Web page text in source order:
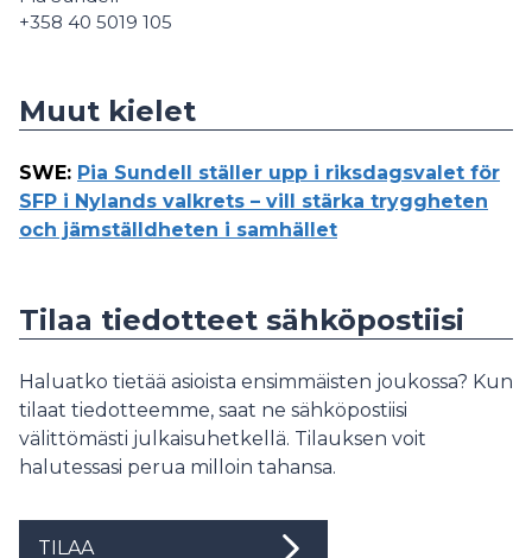
+358 40 5019 105
Muut kielet
SWE: Pia Sundell ställer upp i riksdagsvalet för
SFP i Nylands valkrets – vill stärka tryggheten
och jämställdheten i samhället
Tilaa tiedotteet sähköpostiisi
Haluatko tietää asioista ensimmäisten joukossa? Kun
tilaat tiedotteemme, saat ne sähköpostiisi
välittömästi julkaisuhetkellä. Tilauksen voit
halutessasi perua milloin tahansa.
TILAA